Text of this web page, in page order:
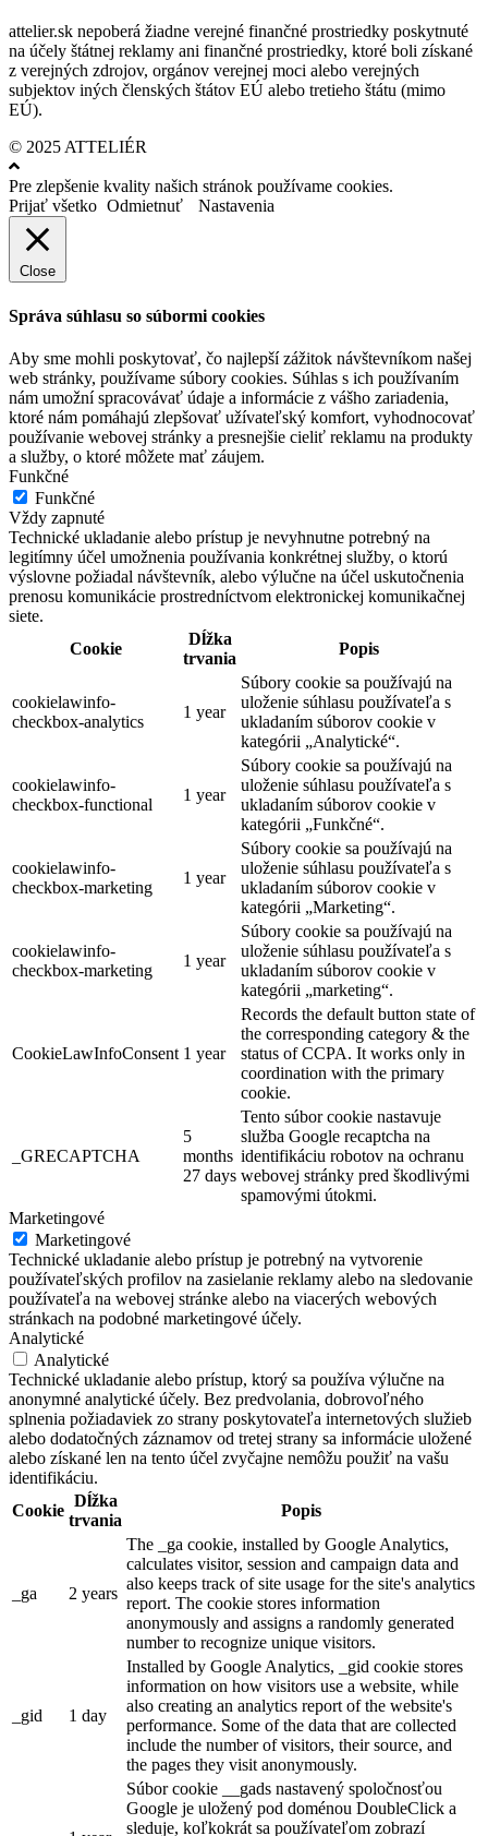
attelier.sk nepoberá žiadne verejné finančné prostriedky poskytnuté
na účely štátnej reklamy ani finančné prostriedky, ktoré boli získané
z verejných zdrojov, orgánov verejnej moci alebo verejných
subjektov iných členských štátov EÚ alebo tretieho štátu (mimo
EÚ).
© 2025 ATTELIÉR
Pre zlepšenie kvality našich stránok používame cookies.
Prijať všetko Odmietnuť Nastavenia
Close
Správa súhlasu so súbormi cookies
Aby sme mohli poskytovať, čo najlepší zážitok návštevníkom našej
web stránky, používame súbory cookies. Súhlas s ich používaním
nám umožní spracovávať údaje a informácie z vášho zariadenia,
ktoré nám pomáhajú zlepšovať užívateľský komfort, vyhodnocovať
používanie webovej stránky a presnejšie cieliť reklamu na produkty
a služby, o ktoré môžete mať záujem.
Funkčné
Funkčné
Vždy zapnuté
Technické ukladanie alebo prístup je nevyhnutne potrebný na
legitímny účel umožnenia používania konkrétnej služby, o ktorú
výslovne požiadal návštevník, alebo výlučne na účel uskutočnenia
prenosu komunikácie prostredníctvom elektronickej komunikačnej
siete.
Cookie
Dĺžka
trvania
Popis
cookielawinfo-
checkbox-analytics
1 year
Súbory cookie sa používajú na
uloženie súhlasu používateľa s
ukladaním súborov cookie v
kategórii „Analytické“.
cookielawinfo-
checkbox-functional
1 year
Súbory cookie sa používajú na
uloženie súhlasu používateľa s
ukladaním súborov cookie v
kategórii „Funkčné“.
cookielawinfo-
checkbox-marketing
1 year
Súbory cookie sa používajú na
uloženie súhlasu používateľa s
ukladaním súborov cookie v
kategórii „Marketing“.
cookielawinfo-
checkbox-marketing
1 year
Súbory cookie sa používajú na
uloženie súhlasu používateľa s
ukladaním súborov cookie v
kategórii „marketing“.
CookieLawInfoConsent 1 year
Records the default button state of
the corresponding category & the
status of CCPA. It works only in
coordination with the primary
cookie.
_GRECAPTCHA
5
months
27 days
Tento súbor cookie nastavuje
služba Google recaptcha na
identifikáciu robotov na ochranu
webovej stránky pred škodlivými
spamovými útokmi.
Marketingové
Marketingové
Technické ukladanie alebo prístup je potrebný na vytvorenie
používateľských profilov na zasielanie reklamy alebo na sledovanie
používateľa na webovej stránke alebo na viacerých webových
stránkach na podobné marketingové účely.
Analytické
Analytické
Technické ukladanie alebo prístup, ktorý sa používa výlučne na
anonymné analytické účely. Bez predvolania, dobrovoľného
splnenia požiadaviek zo strany poskytovateľa internetových služieb
alebo dodatočných záznamov od tretej strany sa informácie uložené
alebo získané len na tento účel zvyčajne nemôžu použiť na vašu
identifikáciu.
Cookie
Dĺžka
trvania
Popis
_ga 2 years
The _ga cookie, installed by Google Analytics,
calculates visitor, session and campaign data and
also keeps track of site usage for the site's analytics
report. The cookie stores information
anonymously and assigns a randomly generated
number to recognize unique visitors.
_gid 1 day
Installed by Google Analytics, _gid cookie stores
information on how visitors use a website, while
also creating an analytics report of the website's
performance. Some of the data that are collected
include the number of visitors, their source, and
the pages they visit anonymously.
Súbor cookie __gads nastavený spoločnosťou
Google je uložený pod doménou DoubleClick a
sleduje, koľkokrát sa používateľom zobrazí